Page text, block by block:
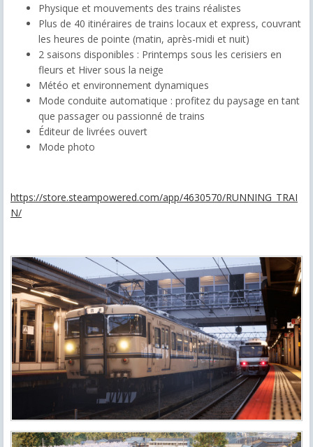
Physique et mouvements des trains réalistes
Plus de 40 itinéraires de trains locaux et express, couvrant
les heures de pointe (matin, après-midi et nuit)
2 saisons disponibles : Printemps sous les cerisiers en
fleurs et Hiver sous la neige
Météo et environnement dynamiques
Mode conduite automatique : profitez du paysage en tant
que passager ou passionné de trains
Éditeur de livrées ouvert
Mode photo
https://store.steampowered.com/app/4630570/RUNNING_TRAI
N/